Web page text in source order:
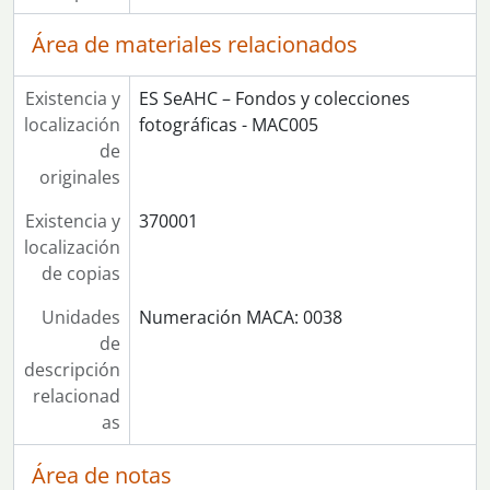
[Serie] 71 - Intervención de Juan Bosco en el congreso de CCOO de Sevilla
[Serie] 72 - Candidatos del Partido Comunista de Andalucía para las elecciones al Parlamento Andaluz de mayo de 1982
[Serie] 73 - Capilla ardiente de Dolores Ibárruri
[Serie] 74 - Serafín Aliaga, Dolores Descalzo y Manuel Vázquez Montalbán
[Serie] 75 - Conflicto laboral en el Hotel Luz. Negociación colectiva: Reunión y rueda de prensa de CCOO.
[Serie] 76 - Rueda de prensa de Gerardo Iglesias
[Serie] 78 - Fotografías de José Díaz cedidas por su hija Gardenia
[Serie] 79 - Mesa redonda de CCOO de Sevilla
[Serie] 80 - 1ª Conferencia Agraria del Partido Comunista de Andalucía por la Reforma Agraria Integral
[Serie] 81 - Mitin del Partido Comunista de Andalucía
[Serie] 83 - Rueda de prensa de CCOO de Sevilla y Marcelino Camacho ¿con motivo del decretazo?
[Serie] 85 - Concentración en el hospital Virgen del Rocío de Sevilla
[Serie] 86 - Acto del Partido Comunista de Andalucía celebrado en la Plaza de San Francisco de Sevilla con motivo del 28F
[Serie] 87 - VI Congreso de CCOO de Hostelería de Sevilla
[Serie] 88 - 1º de mayo de 1992
[Serie] 89 - Carnavales de Sevilla en la Alameda, organizados por el primer Ayuntamiento democrático
[Serie] 90 - Gitanos con banderas de Andalucía
[Serie] 91 - Actuación de Victor Manuel en Guillena
Área de materiales relacionados
Existencia y
localización
de
originales
ES SeAHC – Fondos y colecciones
fotográficas - MAC005
Existencia y
localización
de copias
370001
Unidades
de
descripción
relacionad
as
Numeración MACA: 0038
Área de notas